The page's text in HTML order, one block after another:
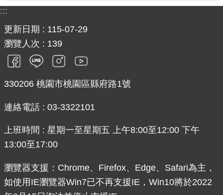
:::
更新日期
115-07-29
瀏覽人次
139
330206 桃園市桃園區縣府路1號
連絡電話 : 03-3322101
上班時間 : 星期一至星期五 上午8:00至12:00 下午
13:00至17:00
瀏覽器支援：Chrome、Firefox、Edge、Safari為主，
如使用IE瀏覽器Win7已不再支援IE，Win10將於2022